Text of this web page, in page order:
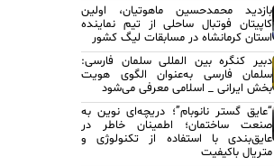
بازدید محمدحسین ماهوتیان، اولین
کاپیتان فوتبال ساحلی از تیم نماینده
استان کرمانشاه در مسابقات لیگ کشور
دبیر کنگره بین المللی سلمان فارسی:
سلمان فارسی به‌عنوان الگوی هویت
بخش ایرانی _ اسلامی معرفی می‌شود
“عایق گستر نانوبام”؛ دریچه‌ای نوین به
صنعت ساختمان؛ اطمینان خاطر در
عایق‌بندی با استفاده از تکنولوژی و
متریال باکیفیت